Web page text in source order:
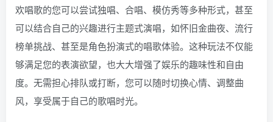
欢唱歌的您可以尝试独唱、合唱、模仿秀等多种形式，甚至
可以结合自己的兴趣进行主题式演唱，如怀旧金曲夜、流行
榜单挑战、甚至是角色扮演式的唱歌体验。这种玩法不仅能
够满足您的表演欲望，也大大增强了娱乐的趣味性和自由
度。无需担心排队或打断，您可以随时切换心情、调整曲
风，享受属于自己的歌唱时光。